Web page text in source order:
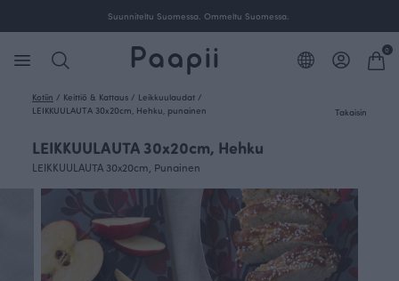
Suunniteltu Suomessa. Ommeltu Suomessa.
0
Kotiin / Keittiö & Kattaus / Leikkuulaudat /
LEIKKUULAUTA 30x20cm, Hehku, punainen
Takaisin
LEIKKUULAUTA 30x20cm, Hehku
LEIKKUULAUTA 30x20cm, Punainen